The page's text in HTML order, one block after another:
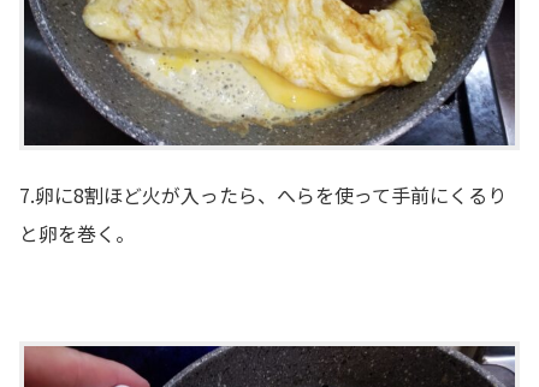
7.卵に8割ほど火が入ったら、へらを使って手前にくるり
と卵を巻く。